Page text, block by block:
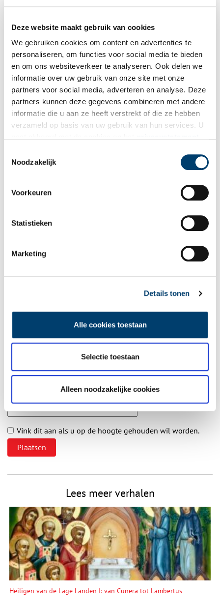
Deze website maakt gebruik van cookies
We gebruiken cookies om content en advertenties te
personaliseren, om functies voor social media te bieden
en om ons websiteverkeer te analyseren. Ook delen we
informatie over uw gebruik van onze site met onze
partners voor social media, adverteren en analyse. Deze
partners kunnen deze gegevens combineren met andere
informatie die u aan ze heeft verstrekt of die ze hebben
verzameld op basis van uw gebruik van hun services. U
Noodzakelijk
Voorkeuren
Statistieken
Marketing
Details tonen
Alle cookies toestaan
Selectie toestaan
Alleen noodzakelijke cookies
Meester (en molenaar van Het Pink) Christiaan Smit en Marie Verkaik en Katelijne
Prinsenberg van De Zaansche Molen.
Bron en afbeeldingen Vereniging De Zaansche Molen
Publicatiedatum: 17/10/2025
Ontvang de nieuwsbrief
laatste erfgoednieuws? Schrijf u dan nu in voor onze
wekelijkse nieuwsbrief!
Aanvullingen
Vereiste velden zijn gemarkeerd met *. Het e-mailadres wordt niet
gepubliceerd.
Vink dit aan als u op de hoogte gehouden wil worden.
Lees meer verhalen
Heiligen van de Lage Landen I: van Cunera tot Lambertus